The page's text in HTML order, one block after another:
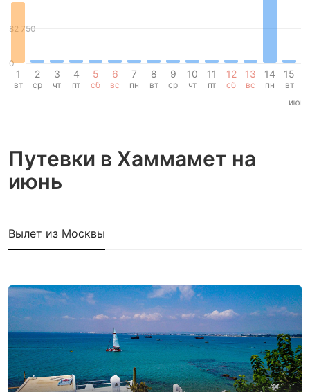
82 750
0
июнь
1
вт
2
ср
3
чт
4
пт
5
сб
6
вс
7
пн
8
вт
9
ср
10
чт
11
пт
12
сб
13
вс
14
пн
15
вт
Путевки в Хаммамет на
июнь
Вылет из Москвы